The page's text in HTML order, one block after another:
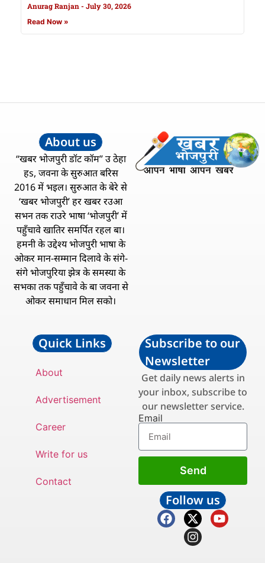
Anurag Ranjan July 30, 2026
Read Now »
About us
“खबर भोजपुरी डॉट कॉम” उ ठेहा
हs, जवना के सुरुआत बरिस
2016 में भइल। सुरुआत के बेरे से
‘खबर भोजपुरी’ हर खबर रउआ
सभन तक राउरे भाषा ‘भोजपुरी’ में
पहुँचावे खातिर समर्पित रहल बा।
हमनी के उद्देश्य भोजपुरी भाषा के
ओकर मान-सम्मान दिलावे के संगे-
संगे भोजपुरिया झेत्र के समस्या के
सभका तक पहुँचावे के बा जवना से
ओकर समाधान मिल सको।
Quick Links
About
Advertisement
Career
Write for us
Contact
Subscribe to our
Newsletter
Get daily news alerts in
your inbox, subscribe to
our newsletter service.
Email
Send
Follow us